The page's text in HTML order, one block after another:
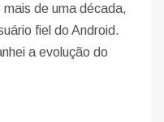
mais de uma década,
fiel do Android.
a evolução do